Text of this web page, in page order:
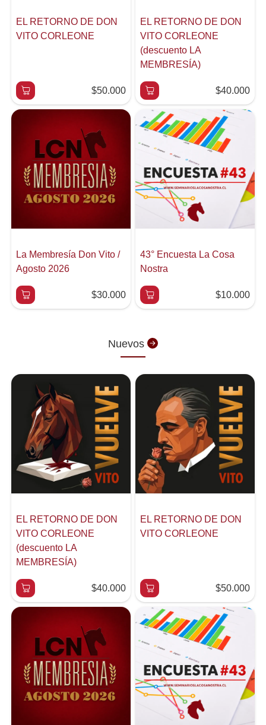
EL RETORNO DE DON
VITO CORLEONE
$50.000
EL RETORNO DE DON
VITO CORLEONE
(descuento LA
MEMBRESÍA)
$40.000
La Membresía Don Vito /
Agosto 2026
$30.000
43° Encuesta La Cosa
Nostra
$10.000
Nuevos
EL RETORNO DE DON
VITO CORLEONE
(descuento LA
MEMBRESÍA)
$40.000
EL RETORNO DE DON
VITO CORLEONE
$50.000